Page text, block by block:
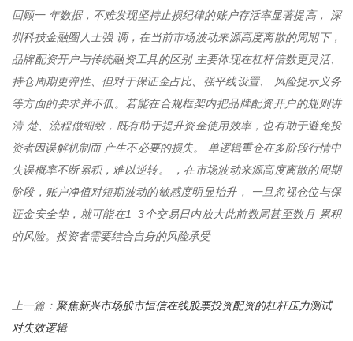
回顾一 年数据，不难发现坚持止损纪律的账户存活率显著提高， 深
圳科技金融圈人士强 调，在当前市场波动来源高度离散的周期下，
品牌配资开户与传统融资工具的区别 主要体现在杠杆倍数更灵活、
持仓周期更弹性、但对于保证金占比、强平线设置、 风险提示义务
等方面的要求并不低。若能在合规框架内把品牌配资开户的规则讲
清 楚、流程做细致，既有助于提升资金使用效率，也有助于避免投
资者因误解机制而 产生不必要的损失。 单逻辑重仓在多阶段行情中
失误概率不断累积，难以逆转。 ，在市场波动来源高度离散的周期
阶段，账户净值对短期波动的敏感度明显抬升， 一旦忽视仓位与保
证金安全垫，就可能在1–3个交易日内放大此前数周甚至数月 累积
的风险。投资者需要结合自身的风险承受
上一篇： 聚焦新兴市场股市恒信在线股票投资配资的杠杆压力测试
对失效逻辑